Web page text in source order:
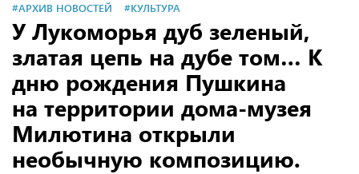
#АРХИВ НОВОСТЕЙ #КУЛЬТУРА
У Лукоморья дуб зеленый,
златая цепь на дубе том… К
дню рождения Пушкина
на территории дома-музея
Милютина открыли
необычную композицию.